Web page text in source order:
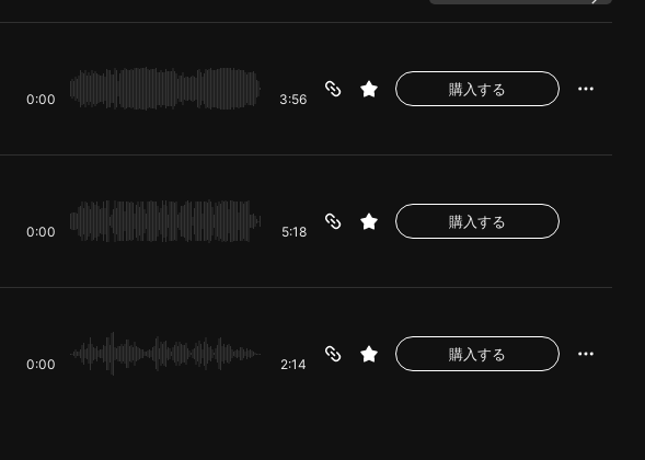
0:00 3:56
購入する
0:00 5:18
購入する
0:00 2:14
購入する